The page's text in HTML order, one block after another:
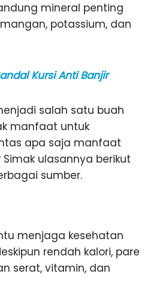
mineral penting
potassium, dan
Kursi Anti Banjir
salah satu buah
manfaat untuk
apa saja manfaat
ulasannya berikut
sumber.
menjaga kesehatan
rendah kalori, pare
serat, vitamin, dan